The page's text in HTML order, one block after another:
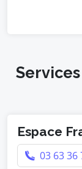
Espace
03 63 36